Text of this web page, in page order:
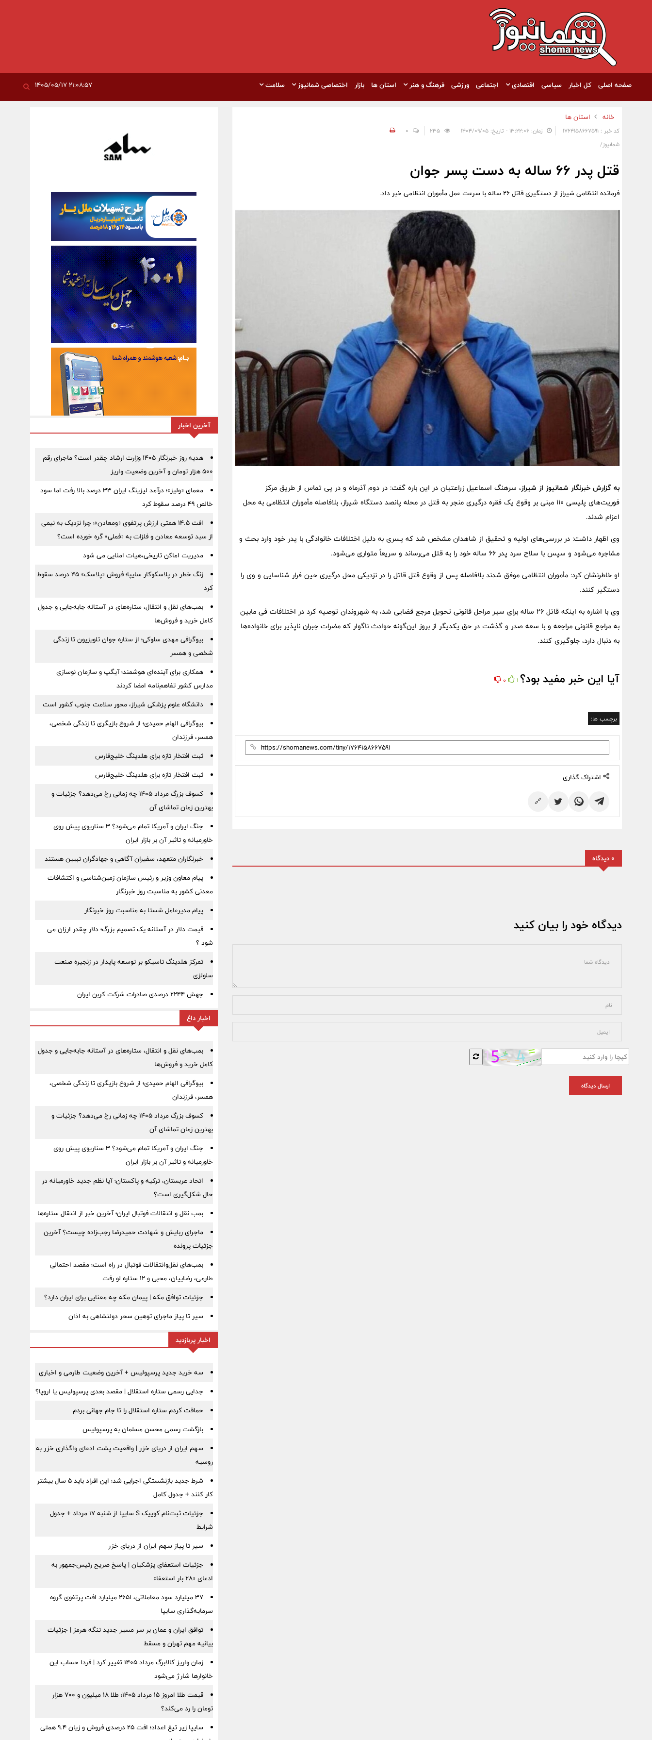
صفحه اصلی کل اخبار سیاسی اقتصادی اجتماعی ورزشی فرهنگ و هنر استان ها بازار اختصاصی شمانیوز سلامت
خانه استان ها
کد خبر : 1764158667591 زمان: ۱۳:۲۲:۰۶ - تاریخ: ۱۴۰۴/۰۹/۰۵
0
شمانیوز/
قتل پدر 66 ساله به دست پسر جوان
فرمانده انتظامی شیراز از دستگیری قاتل ۲۶ ساله با سرعت عمل مأموران انتظامی خبر داد.
به گزارش خبرنگار شمانیوز از شیراز، سرهنگ اسماعیل زراعتیان در این باره گفت: در دوم آذرماه و در پی تماس از طریق مرکز
فوریت‌های پلیسی 110 مبنی بر وقوع یک فقره درگیری منجر به قتل در محله پانصد دستگاه شیراز، بلافاصله مأموران انتظامی به محل
اعزام شدند.
وی اظهار داشت: در بررسی‌های اولیه و تحقیق از شاهدان مشخص شد که پسری به دلیل اختلافات خانوادگی با پدر خود وارد بحث و
مشاجره می‌شود و سپس با سلاح سرد پدر 66 ساله خود را به قتل می‌رساند و سریعاً متواری می‌شود.
او خاطرنشان کرد: مأموران انتظامی موفق شدند بلافاصله پس از وقوع قتل قاتل را در نزدیکی محل درگیری حین فرار شناسایی و وی را
دستگیر کنند.
وی با اشاره به اینکه قاتل 26 ساله برای سیر مراحل قانونی تحویل مرجع قضایی شد، به شهروندان توصیه کرد در اختلافات فی مابین
به مراجع قانونی مراجعه و با سعه صدر و گذشت در حق یکدیگر از بروز این‌گونه حوادث ناگوار که مضرات جبران ناپذیر برای خانواده‌ها
به دنبال دارد، جلوگیری کنند.
آیا این خبر مفید بود؟1
0
برچسب ها:
اشتراک گذاری
🔗
0 دیدگاه
دیدگاه خود را بیان کنید
ارسال دیدگاه
آخرین اخبار
هدیه روز خبرنگار ۱۴۰۵ وزارت ارشاد چقدر است؟ ماجرای رقم
۵۰۰ هزار تومان و آخرین وضعیت واریز
معمای «ولیز»؛ درآمد لیزینگ ایران ۳۳ درصد بالا رفت اما سود
خالص ۴۹ درصد سقوط کرد
افت ۱۴.۵ همتی ارزش پرتفوی «ومعادن»؛ چرا نزدیک به نیمی
از سبد توسعه معادن و فلزات به «فملی» گره خورده است؟
مدیریت اماکن تاریخی،هیات امنایی می شود
زنگ خطر در پلاسکوکار سایپا؛ فروش «پلاسک» ۴۵ درصد سقوط
کرد
بمب‌های نقل و انتقال، ستاره‌های در آستانه جابه‌جایی و جدول
کامل خرید و فروش‌ها
بیوگرافی مهدی سلوکی؛ از ستاره جوان تلویزیون تا زندگی
شخصی و همسر
همکاری برای آینده‌ای هوشمند؛ آیگپ و سازمان نوسازی
مدارس کشور تفاهم‌نامه امضا کردند
دانشگاه علوم پزشکی شیراز، محور سلامت جنوب کشور است
بیوگرافی الهام حمیدی؛ از شروع بازیگری تا زندگی شخصی،
همسر، فرزندان
ثبت افتخار تازه برای هلدینگ خلیج‌فارس
ثبت افتخار تازه برای هلدینگ خلیج‌فارس
کسوف بزرگ مرداد ۱۴۰۵ چه زمانی رخ می‌دهد؟ جزئیات و
بهترین زمان تماشای آن
جنگ ایران و آمریکا تمام می‌شود؟ ۳ سناریوی پیش روی
خاورمیانه و تاثیر آن بر بازار ایران
خبرنگاران متعهد، سفیران آگاهی و جهادگران تبیین هستند
پیام معاون وزیر و رئیس سازمان زمین‌شناسی و اکتشافات
معدنی کشور به مناسبت روز خبرنگار
پیام مدیرعامل شستا به مناسبت روز خبرنگار
قیمت دلار در آستانه یک تصمیم بزرگ؛ دلار چقدر ارزان می
شود ؟
تمرکز هلدینگ تاسیکو بر توسعه پایدار در زنجیره صنعت
سلولزی
جهش ۲۲۴۴ درصدی صادرات شرکت کربن ایران
اخبار داغ
بمب‌های نقل و انتقال، ستاره‌های در آستانه جابه‌جایی و جدول
کامل خرید و فروش‌ها
بیوگرافی الهام حمیدی؛ از شروع بازیگری تا زندگی شخصی،
همسر، فرزندان
کسوف بزرگ مرداد ۱۴۰۵ چه زمانی رخ می‌دهد؟ جزئیات و
بهترین زمان تماشای آن
جنگ ایران و آمریکا تمام می‌شود؟ ۳ سناریوی پیش روی
خاورمیانه و تاثیر آن بر بازار ایران
اتحاد عربستان، ترکیه و پاکستان؛ آیا نظم جدید خاورمیانه در
حال شکل‌گیری است؟
بمب نقل‌ و انتقالات فوتبال ایران؛ آخرین خبر از انتقال ستاره‌ها
ماجرای ربایش و شهادت حمیدرضا رجب‌زاده چیست؟ آخرین
جزئیات پرونده
بمب‌های نقل‌وانتقالات فوتبال در راه است؛ مقصد احتمالی
طارمی، رضاییان، محبی و ۱۲ ستاره لو رفت
جزئیات توافق مکه | پیمان مکه چه معنایی برای ایران دارد؟
سیر تا پیاز ماجرای توهین سحر دولتشاهی به اذان
اخبار پربازدید
سه خرید جدید پرسپولیس + آخرین وضعیت طارمی و اخباری
جدایی رسمی ستاره استقلال | مقصد بعدی پرسپولیس یا اروپا؟
حماقت کردم ستاره استقلال را تا جام جهانی بردم
بازگشت رسمی محسن مسلمان به پرسپولیس
سهم ایران از دریای خزر | واقعیت پشت ادعای واگذاری خزر به
روسیه
شرط جدید بازنشستگی اجرایی شد؛ این افراد باید ۵ سال بیشتر
کار کنند + جدول کامل
جزئیات ثبت‌نام کوییک S سایپا از شنبه ۱۷ مرداد + جدول
شرایط
سیر تا پیاز سهم ایران از دریای خزر
جزئیات استعفای پزشکیان | پاسخ صریح رئیس‌جمهور به
ادعای «۲۸ بار استعفا»
۳۷ میلیارد سود معاملاتی، ۲۶۵۱ میلیارد افت پرتفوی گروه
سرمایه‌گذاری سایپا
توافق ایران و عمان بر سر مسیر جدید تنگه هرمز | جزئیات
بیانیه مهم تهران و مسقط
زمان واریز کالابرگ مرداد ۱۴۰۵ تغییر کرد | فردا حساب این
خانوارها شارژ می‌شود
قیمت طلا امروز ۱۵ مرداد ۱۴۰۵؛ طلا ۱۸ میلیون و ۷۰۰ هزار
تومان را رد می‌کند؟
سایپا زیر تیغ اعداد؛ افت ۲۵ درصدی فروش و زیان ۹.۴ همتی